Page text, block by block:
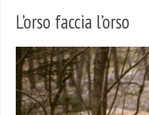
L’orso faccia l’orso